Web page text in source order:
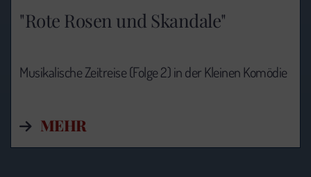
"Rote Rosen und Skandale"
Musikalische Zeitreise (Folge 2) in der Kleinen Komödie
MEHR